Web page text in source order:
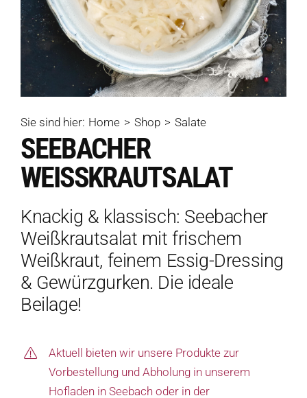
Sie sind hier: Home Shop Salate
SEEBACHER
WEISSKRAUTSALAT
Knackig & klassisch: Seebacher
Weißkrautsalat mit frischem
Weißkraut, feinem Essig-Dressing
& Gewürzgurken. Die ideale
Beilage!
Aktuell bieten wir unsere Produkte zur
Vorbestellung und Abholung in unserem
Hofladen in Seebach oder in der